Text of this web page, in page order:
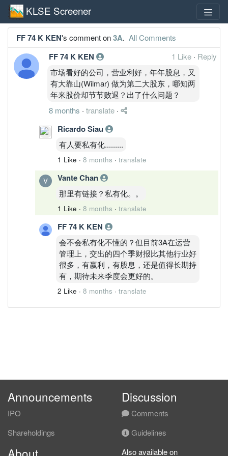
KLSE Screener
FF 74 K KEN's comment on3A. All Comments
FF 74 K KEN 1 Like · Reply
市场看好的公司，营业利好，年年股息，又
有大靠山(Wilmar) 做为第二大股东，哪知两
年来股价却节节败退？出了什么问题？
8 months · translate ·
Ricardo Siau
有人要私有化.........
1 Like · 8 months · translate
Vante Chan
那里有链接？私有化。。
1 Like · 8 months · translate
FF 74 K KEN
会不会私有化不懂的？但目前3A在运营
管理上，交出的四个季财报比其他行业好
很多，有赢利，有股息，还是值得长期持
有，期待未来季度会更好的。
2 Like · 8 months · translate
Announcements
IPO
Shareholdings
Discussion
Comments
Guidelines
Also available on